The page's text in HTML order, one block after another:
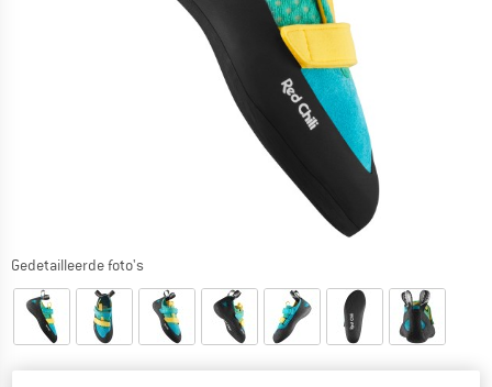
Gedetailleerde foto's